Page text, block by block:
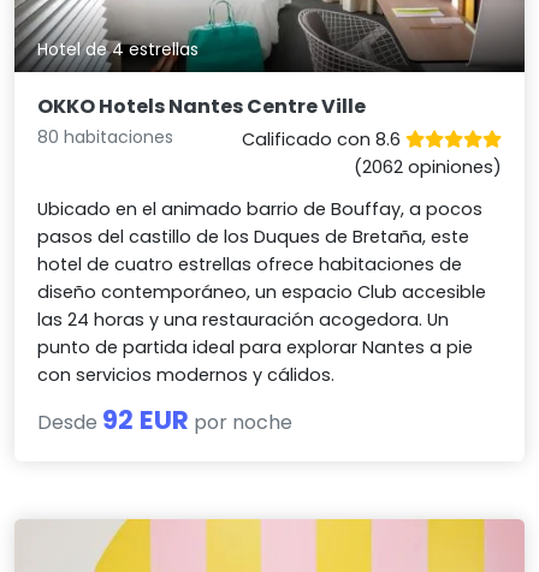
Hotel de 4 estrellas
OKKO Hotels Nantes Centre Ville
80 habitaciones
Calificado con 8.6
(2062 opiniones)
Ubicado en el animado barrio de Bouffay, a pocos
pasos del castillo de los Duques de Bretaña, este
hotel de cuatro estrellas ofrece habitaciones de
diseño contemporáneo, un espacio Club accesible
las 24 horas y una restauración acogedora. Un
punto de partida ideal para explorar Nantes a pie
con servicios modernos y cálidos.
Desde 92 EUR por noche